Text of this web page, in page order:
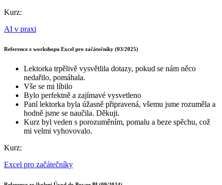
Kurz:
AI v praxi
Reference z workshopu Excel pro začátečníky (03/2025)
Lektorka trpělivě vysvětlila dotazy, pokud se nám něco
nedařilo, pomáhala.
Vše se mi líbilo
Bylo perfektně a zajímavé vysvetleno
Paní lektorka byla úžasně připravená, všemu jsme rozuměla a
hodně jsme se naučila. Děkuji.
Kurz byl veden s porozuměním, pomalu a beze spěchu, což
mi velmi vyhovovalo.
Kurz:
Excel pro začátečníky